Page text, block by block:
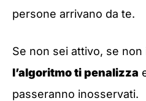
persone arrivano da te.
Se non sei attivo, se non
l’algoritmo ti penalizza
passeranno inosservati.